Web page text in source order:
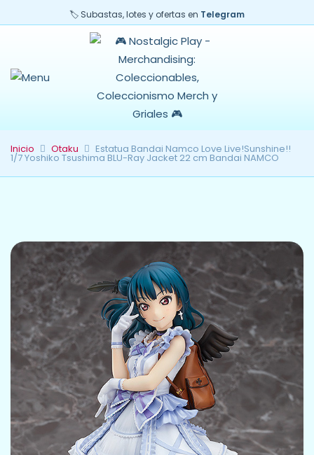
🏷️ Subastas, lotes y ofertas en Telegram
Inicio Otaku Estatua Bandai Namco Love Live!Sunshine!!
1/7 Yoshiko Tsushima BLU-Ray Jacket 22 cm Bandai NAMCO